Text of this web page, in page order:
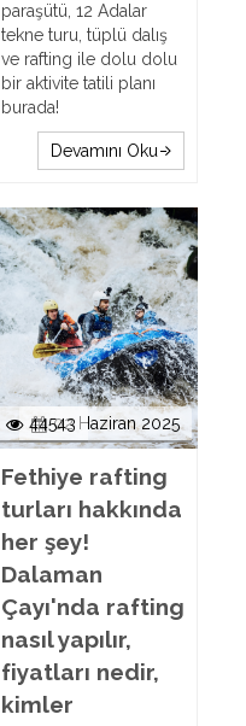
paraşütü, 12 Adalar
tekne turu, tüplü dalış
ve rafting ile dolu dolu
bir aktivite tatili planı
burada!
Devamını Oku
02 Haziran 2025
44543
Fethiye rafting
turları hakkında
her şey!
Dalaman
Çayı'nda rafting
nasıl yapılır,
fiyatları nedir,
kimler